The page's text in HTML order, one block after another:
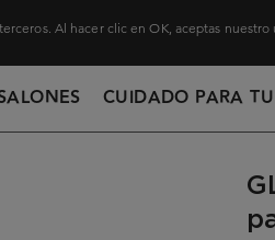
Al hacer clic en OK, aceptas nuestro
CUIDADO PARA